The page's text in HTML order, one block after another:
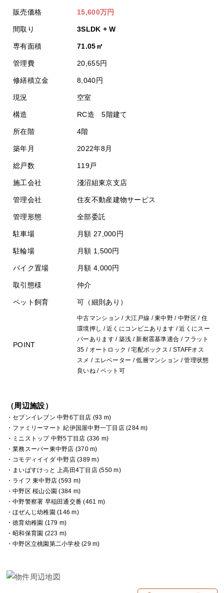
販売価格 15,600万円
間取り 3SLDK + W
専有面積 71.05㎡
管理費 20,655円
修繕積立金 8,040円
現況 空室
構造 RC造 5階建て
所在階 4階
築年月 2022年8月
総戸数 119戸
施工会社 淺沼組東京支店
管理会社 住友不動産建物サービス
管理形態 全部委託
駐車場 月額 27,000円
駐輪場 月額 1,500円
バイク置場 月額 4,000円
取引態様 仲介
ペット飼育 可（細則あり）
POINT
中古マンション / 大江戸線 / 東中野 / 中野区 / 住
環境押し / 近くにコンビニあります / 近くにスー
パーあります / 築浅 / 新耐震基準適合 / フラット
35 / オートロック / 宅配ボックス / STAFFオス
スメ / エレベーター / 低層マンション / 管理状態
良いね / ペット可
（周辺施設）
・セブンイレブン 中野6丁目店 (93 m)
・ファミリーマート 紀伊国屋中野一丁目店 (284 m)
・ミニストップ 中野5丁目店 (336 m)
・業務スーパー東中野店 (370 m)
・コモディイイダ 中野店 (389 m)
・まいばすけっと 上高田4丁目店 (550 m)
・ライフ 東中野店 (593 m)
・中野区 桜山公園 (384 m)
・中野警察署 早稲田通交番 (461 m)
・ほぜんじ幼稚園 (146 m)
・徳育幼稚園 (179 m)
・昭和保育園 (223 m)
・中野区立桃園第二小学校 (29 m)